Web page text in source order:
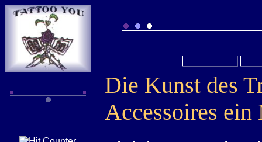
Die Kunst des
Accessoires ein